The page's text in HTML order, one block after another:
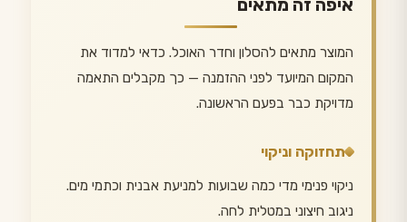
איפה זה מתאים
המוצר מתאים להסלון וחדר האוכל. כדאי למדוד את
המקום המיועד לפני ההזמנה — כך מקבלים התאמה
מדויקת כבר בפעם הראשונה.
תחזוקה וניקוי
ניקוי פנימי מדי כמה שבועות למניעת אבנית וכתמי מים.
ניגוב חיצוני במטלית לחה.